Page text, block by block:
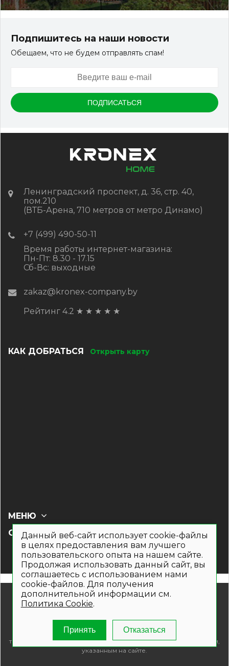
Подпишитесь на наши новости
Обещаем, что не будем отправлять спам!
Ленинградский проспект, д. 36, стр. 40,
пом.210
(ВТБ-Арена, 710 метров от метро Динамо)
+7 (499) 490-50-11
Время работы интернет-магазина:
Пн-Пт: 8.30 - 17.15
Сб-Вс: выходные
zakaz@kronex-company.by
Рейтинг 4.2 ★ ★ ★ ★ ★
КАК ДОБРАТЬСЯ Открыть карту
СОЦ СЕТИ
МЕНЮ
© 2019- 2026. Общество с ограниченной ответственностью
характер и не является публичной офертой. Для получения
подробной информации о наличии и стоимости указанных
товаров и (или) услуг , пожалуйста, обращайтесь по телефонам,
указанным на сайте.
Данный веб-сайт использует cookie-файлы
в целях предоставления вам лучшего
пользовательского опыта на нашем сайте.
Продолжая использовать данный сайт, вы
соглашаетесь с использованием нами
cookie-файлов. Для получения
дополнительной информации см.
Политика Cookie.
Принять Отказаться